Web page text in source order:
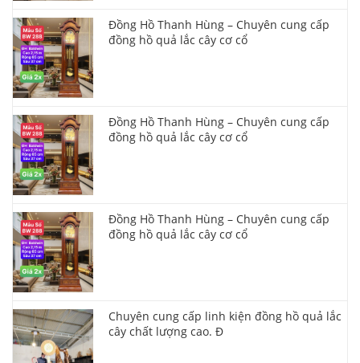
Đồng Hồ Thanh Hùng – Chuyên cung cấp
đồng hồ quả lắc cây cơ cổ
Đồng Hồ Thanh Hùng – Chuyên cung cấp
đồng hồ quả lắc cây cơ cổ
Đồng Hồ Thanh Hùng – Chuyên cung cấp
đồng hồ quả lắc cây cơ cổ
Chuyên cung cấp linh kiện đồng hồ quả lắc
cây chất lượng cao. Đ